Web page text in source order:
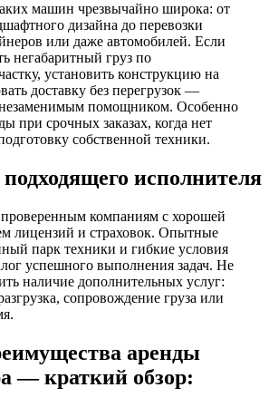
машин чрезвычайно широка: от
дизайна до перевозки
или даже автомобилей. Если
негабаритный груз по
установить конструкцию на
доставку без перегрузок —
незаменимым помощником. Особенно
при срочных заказах, когда нет
собственной техники.
исполнителя
компаниям с хорошей
лицензий и страховок. Опытные
парк техники и гибкие условия
успешного выполнения задач. Не
наличие дополнительных услуг:
сопровождение груза или
аренды
— краткий обзор: